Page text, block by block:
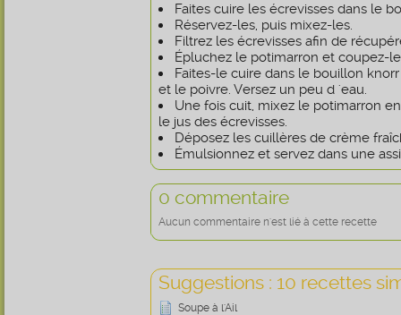
Faites cuire les écrevisses dans le
Réservez-les, puis mixez-les.
Filtrez les écrevisses afin de
Épluchez le potimarron et coupez-
Faites-le cuire dans le bouillon
et le poivre. Versez un peu d 'eau.
Une fois cuit, mixez le potimarron
le jus des écrevisses.
Déposez les cuillères de crème
Émulsionnez et servez dans une
0 commentaire
Aucun commentaire n'est lié à cette recette
Suggestions : 10 recettes
Soupe à l'Ail